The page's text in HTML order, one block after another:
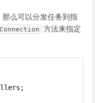
么可以分发任务到指
方法来指定